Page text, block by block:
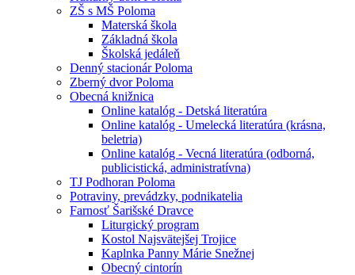
ZŠ s MŠ Poloma
Materská škola
Základná škola
Školská jedáleň
Denný stacionár Poloma
Zberný dvor Poloma
Obecná knižnica
Online katalóg - Detská literatúra
Online katalóg - Umelecká literatúra (krásna,
beletria)
Online katalóg - Vecná literatúra (odborná,
publicistická, administratívna)
TJ Podhoran Poloma
Potraviny, prevádzky, podnikatelia
Farnosť Šarišské Dravce
Liturgický program
Kostol Najsvätejšej Trojice
Kaplnka Panny Márie Snežnej
Obecný cintorín